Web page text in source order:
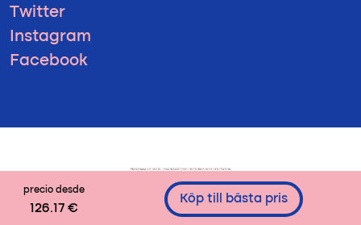
precio desde
126.17 €
Köp till bästa pris
Twitter
Instagram
Facebook